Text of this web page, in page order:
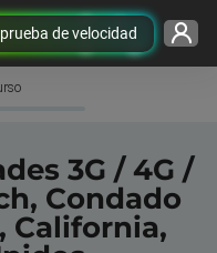
de velocidad
3G / 4G /
Condado
California,